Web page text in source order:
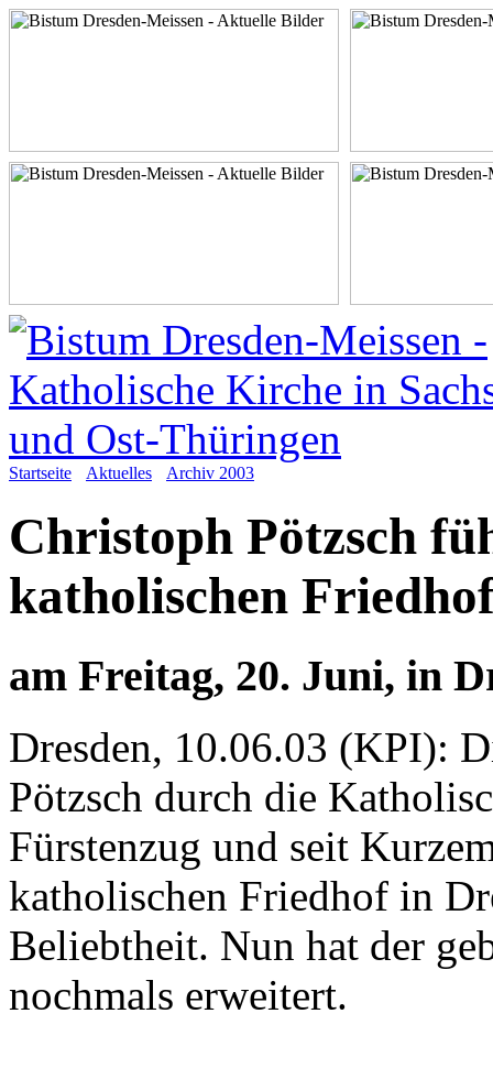
Startseite Aktuelles Archiv 2003
Christoph Pötzsch
katholischen
am Freitag, 20. Juni, in
Dresden, 10.06.03 (KPI):
Pötzsch durch die
Fürstenzug und seit
katholischen Friedhof in
Beliebtheit. Nun hat der
nochmals erweitert.